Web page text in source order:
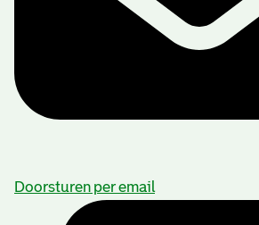
Doorsturen per email